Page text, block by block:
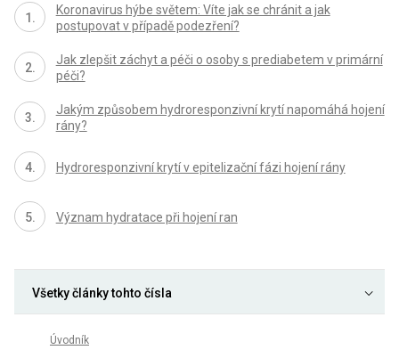
Koronavirus hýbe světem: Víte jak se chránit a jak
postupovat v případě podezření?
Jak zlepšit záchyt a péči o osoby s prediabetem v primární
péči?
Jakým způsobem hydroresponzivní krytí napomáhá hojení
rány?
Hydroresponzivní krytí v epitelizační fázi hojení rány
Význam hydratace při hojení ran
Všetky články tohto čísla
Úvodník